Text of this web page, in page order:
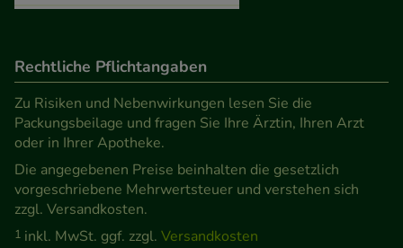
Rechtliche Pflichtangaben
Zu Risiken und Nebenwirkungen lesen Sie die
Packungsbeilage und fragen Sie Ihre Ärztin, Ihren Arzt
oder in Ihrer Apotheke.
Die angegebenen Preise beinhalten die gesetzlich
vorgeschriebene Mehrwertsteuer und verstehen sich
zzgl. Versandkosten.
1 inkl. MwSt. ggf. zzgl. Versandkosten